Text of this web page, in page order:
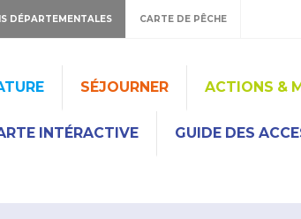
DÉPARTEMENTALES CARTE DE PÊCHE
SÉJOURNER ACTIONS &
INTÉRACTIVE GUIDE DES